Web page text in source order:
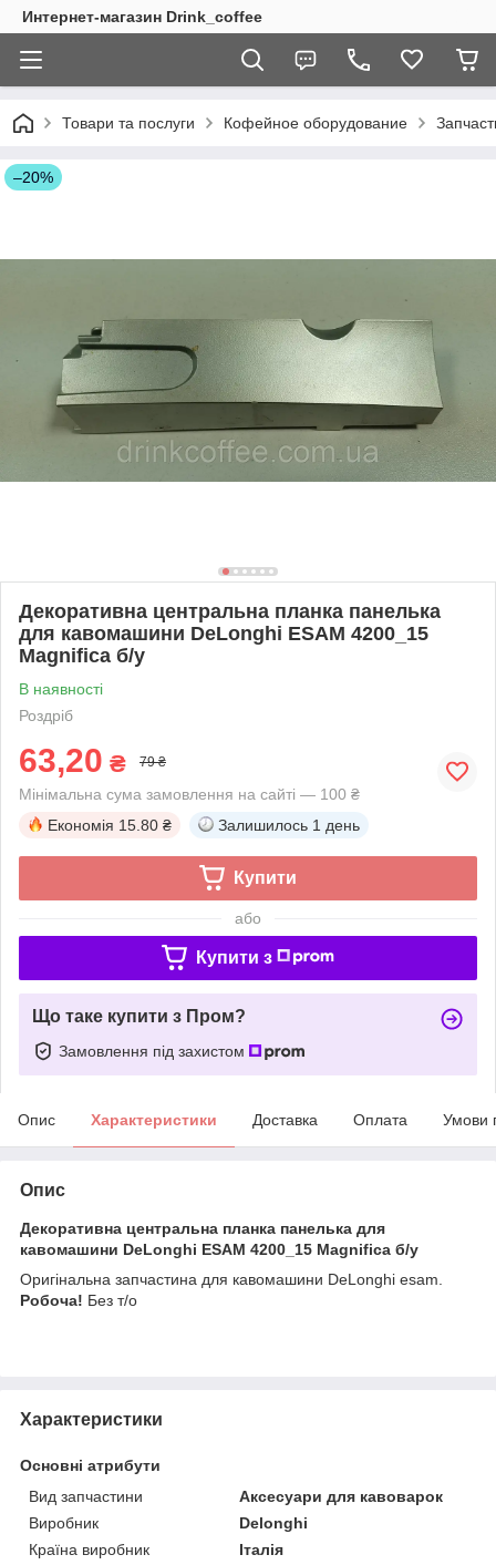
Интернет-магазин Drink_coffee
Товари та послуги Кофейное оборудование
–20%
Декоративна центральна планка панелька
для кавомашини DeLonghi ESAM 4200_15
Magnifica б/у
В наявності
Роздріб
63,20 ₴ 79 ₴
Мінімальна сума замовлення на сайті — 100 ₴
Економія 15.80 ₴ Залишилось 1 день
Купити
або
Купити з
Що таке купити з Пром?
Замовлення під захистом
Опис Характеристики Доставка Оплата Умови
Опис
Декоративна центральна планка панелька для
кавомашини DeLonghi ESAM 4200_15 Magnifica б/у
Оригінальна запчастина для кавомашини DeLonghi esam.
Робоча! Без т/о
Характеристики
Основні атрибути
Вид запчастини
Аксесуари для кавоварок
Виробник
Delonghi
Країна виробник
Італія